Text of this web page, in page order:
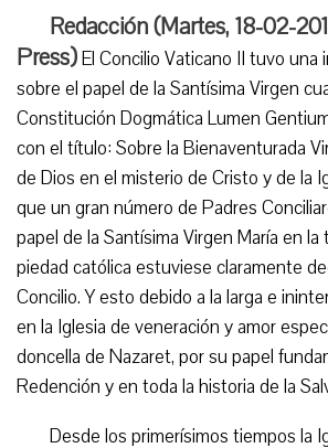
Redacción (Martes, 18-02-
Press)El Concilio Vaticano II tuvo
sobre el papel de la Santísima Virgen
Constitución Dogmática Lumen
con el título: Sobre la Bienaventurada
de Dios en el misterio de Cristo y de la
que un gran número de Padres
papel de la Santísima Virgen María en la
piedad católica estuviese claramente
Concilio. Y esto debido a la larga e
en la Iglesia de veneración y amor
doncella de Nazaret, por su papel
Redención y en toda la historia de la
Desde los primerísimos tiempos la